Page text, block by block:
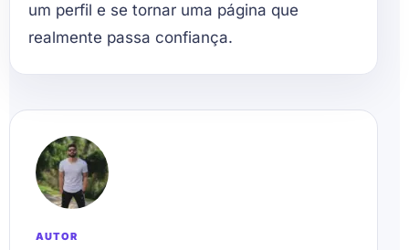
um perfil e se tornar uma página que
realmente passa confiança.
AUTOR